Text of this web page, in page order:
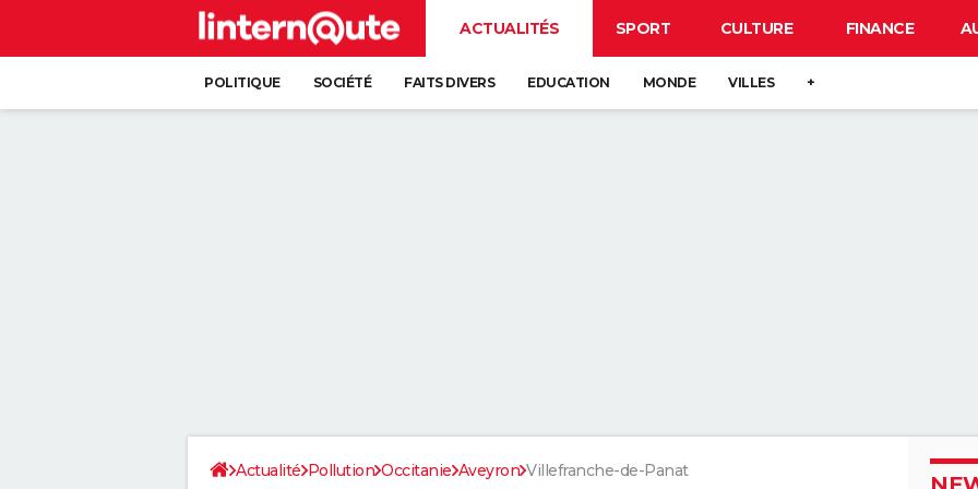
ACTUALITÉS SPORT CULTURE FINANCE
POLITIQUE SOCIÉTÉ FAITS DIVERS EDUCATION MONDE VILLES +
Actualité Pollution Occitanie Aveyron Villefranche-de-Panat